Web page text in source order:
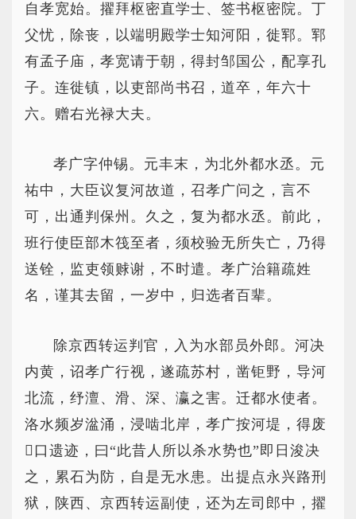
自孝宽始。擢拜枢密直学士、签书枢密院。丁
父忧，除丧，以端明殿学士知河阳，徙郓。郓
有孟子庙，孝宽请于朝，得封邹国公，配享孔
子。连徙镇，以吏部尚书召，道卒，年六十
六。赠右光禄大夫。
孝广字仲锡。元丰末，为北外都水丞。元
祐中，大臣议复河故道，召孝广问之，言不
可，出通判保州。久之，复为都水丞。前此，
班行使臣部木筏至者，须校验无所失亡，乃得
送铨，监吏领赇谢，不时遣。孝广治籍疏姓
名，谨其去留，一岁中，归选者百辈。
除京西转运判官，入为水部员外郎。河决
内黄，诏孝广行视，遂疏苏村，凿钜野，导河
北流，纾澶、滑、深、瀛之害。迁都水使者。
洛水频岁湓涌，浸啮北岸，孝广按河堤，得废
口遗迹，曰“此昔人所以杀水势也”即日浚决
之，累石为防，自是无水患。出提点永兴路刑
狱，陕西、京西转运副使，还为左司郎中，擢